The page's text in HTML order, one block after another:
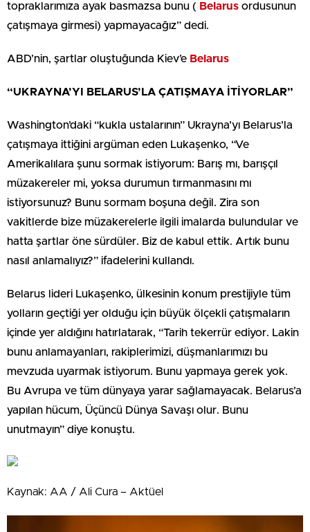
topraklarımıza ayak basmazsa bunu ( Belarus ordusunun
çatışmaya girmesi) yapmayacağız” dedi.
ABD’nin, şartlar oluştuğunda Kiev’e Belarus
“UKRAYNA’YI BELARUS’LA ÇATIŞMAYA İTİYORLAR”
Washington’daki “kukla ustalarının” Ukrayna’yı Belarus’la
çatışmaya ittiğini argüman eden Lukaşenko, “Ve
Amerikalılara şunu sormak istiyorum: Barış mı, barışçıl
müzakereler mi, yoksa durumun tırmanmasını mı
istiyorsunuz? Bunu sormam boşuna değil. Zira son
vakitlerde bize müzakerelerle ilgili imalarda bulundular ve
hatta şartlar öne sürdüler. Biz de kabul ettik. Artık bunu
nasıl anlamalıyız?” ifadelerini kullandı.
Belarus lideri Lukaşenko, ülkesinin konum prestijiyle tüm
yolların geçtiği yer olduğu için büyük ölçekli çatışmaların
içinde yer aldığını hatırlatarak, “Tarih tekerrür ediyor. Lakin
bunu anlamayanları, rakiplerimizi, düşmanlarımızı bu
mevzuda uyarmak istiyorum. Bunu yapmaya gerek yok.
Bu Avrupa ve tüm dünyaya yarar sağlamayacak. Belarus’a
yapılan hücum, Üçüncü Dünya Savaşı olur. Bunu
unutmayın” diye konuştu.
Kaynak: AA / Ali Cura – Aktüel